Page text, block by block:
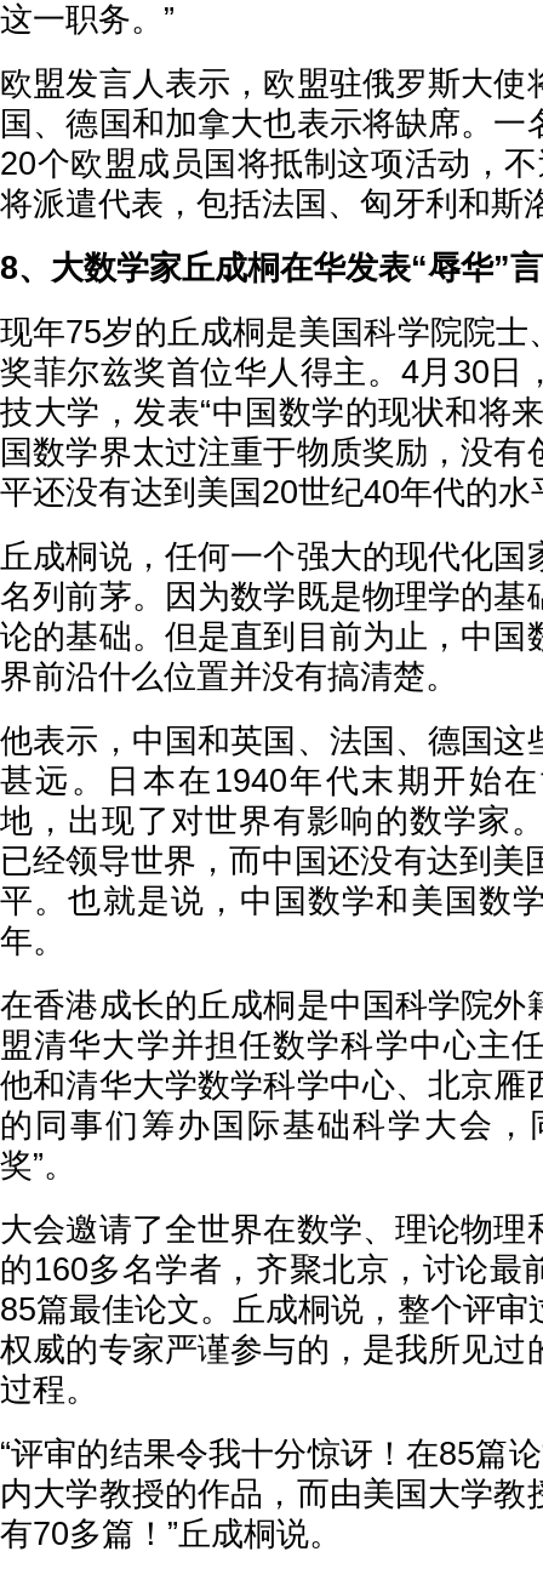
这一职务。”
欧盟发言人表示，欧盟驻俄罗斯大使
国、德国和加拿大也表示将缺席。一
20个欧盟成员国将抵制这项活动，
将派遣代表，包括法国、匈牙利和斯
8、大数学家丘成桐在华发表“辱华”
现年75岁的丘成桐是美国科学院院士
奖菲尔兹奖首位华人得主。4月30日
技大学，发表“中国数学的现状和将
国数学界太过注重于物质奖励，没有
平还没有达到美国20世纪40年代的水
丘成桐说，任何一个强大的现代化国
名列前茅。因为数学既是物理学的基
论的基础。但是直到目前为止，中国
界前沿什么位置并没有搞清楚。
他表示，中国和英国、法国、德国这
甚远。日本在1940年代末期开始
地，出现了对世界有影响的数学家
已经领导世界，而中国还没有达到美
平。也就是说，中国数学和美国数
年。
在香港成长的丘成桐是中国科学院外
盟清华大学并担任数学科学中心主
他和清华大学数学科学中心、北京雁
的同事们筹办国际基础科学大会，
奖”。
大会邀请了全世界在数学、理论物理
的160多名学者，齐聚北京，讨论最
85篇最佳论文。丘成桐说，整个评审
权威的专家严谨参与的，是我所见过
过程。
“评审的结果令我十分惊讶！在85篇
内大学教授的作品，而由美国大学教
有70多篇！”丘成桐说。